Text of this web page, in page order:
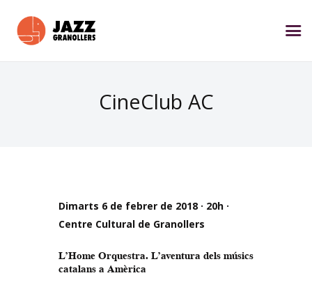
CineClub AC
Dimarts 6 de febrer de 2018 · 20h ·
Centre Cultural de Granollers
L’Home Orquestra. L’aventura dels músics
catalans a Amèrica